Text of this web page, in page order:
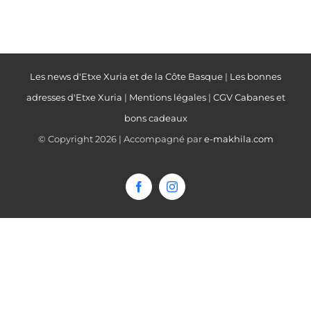
Les news d'Etxe Xuria et de la Côte Basque | Les bonnes
adresses d'Etxe Xuria | Mentions légales| CGV Cabanes et
bons cadeaux
© Copyright2026 | Accompagné pare-makhila.com
FacebookInstagram